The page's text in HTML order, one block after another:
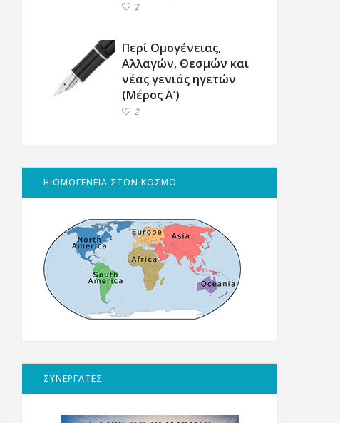
2
Περί Ομογένειας,
Αλλαγών, Θεσμών και
νέας γενιάς ηγετών
(Μέρος Α’)
2
Η ΟΜΟΓΕΝΕΙΑ ΣΤΟΝ ΚΟΣΜΟ
ΣΥΝΕΡΓΑΤΕΣ